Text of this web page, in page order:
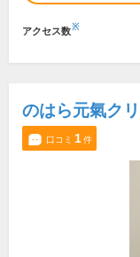
アクセス数※
のはら元氣ク
口コミ 1件